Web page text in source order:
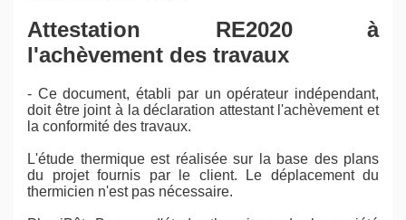
Attestation RE2020 à
l'achèvement des travaux
- Ce document, établi par un opérateur indépendant,
doit être joint à la déclaration attestant l'achèvement et
la conformité des travaux.
L'étude thermique est réalisée sur la base des plans
du projet fournis par le client. Le déplacement du
thermicien n'est pas nécessaire.